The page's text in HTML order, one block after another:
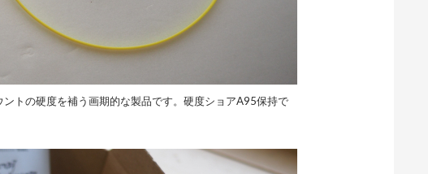
トの硬度を補う画期的な製品です。硬度ショアA95保持で